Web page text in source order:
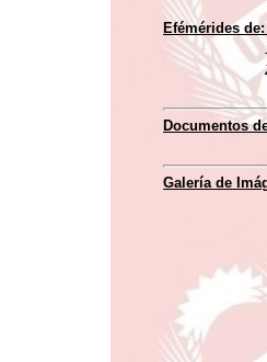
Efémérides
Documentos
Galería de